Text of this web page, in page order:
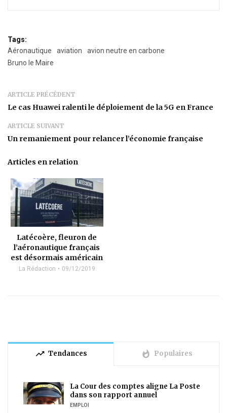
Tags:
Aéronautique
aviation
avion neutre en carbone
Bruno le Maire
ARTICLE PRÉCÉDENT
Le cas Huawei ralenti le déploiement de la 5G en France
ARTICLE SUIVANT
Un remaniement pour relancer l’économie française
Articles en relation
Latécoère, fleuron de
l’aéronautique français
est désormais américain
La Rédaction 09/12/2019
trending_up Tendances whatshot Populaires
La Cour des comptes aligne La Poste
dans son rapport annuel
EMPLOI